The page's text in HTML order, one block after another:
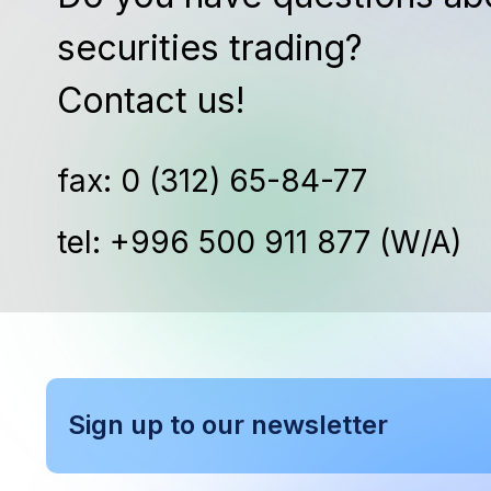
securities trading?
Contact us!
fax: 0 (312) 65-84-77
tel: +996 500 911 877 (W/A)
Sign up to our newsletter